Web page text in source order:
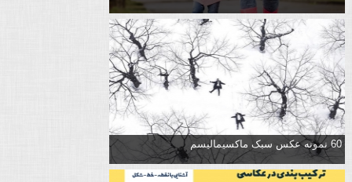
60 نمونه عکس سبک ماکسیمالیسم